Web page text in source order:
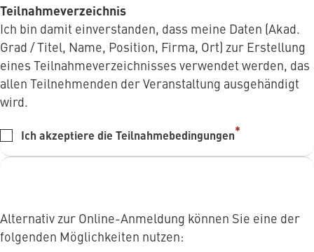
Teilnahmeverzeichnis
Ich bin damit einverstanden, dass meine Daten (Akad.
Grad / Titel, Name, Position, Firma, Ort) zur Erstellung
eines Teilnahmeverzeichnisses verwendet werden, das
allen Teilnehmenden der Veranstaltung ausgehändigt
wird.
Ich akzeptiere die Teilnahmebedingungen
Alternativ zur Online-Anmeldung können Sie eine der
folgenden Möglichkeiten nutzen: